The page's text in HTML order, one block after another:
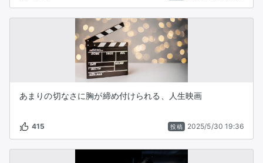
あまりの切なさに胸が締め付けられる、人生映画
415 投稿 2025/5/30 19:36